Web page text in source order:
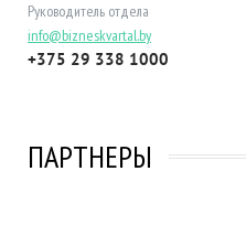
Руководитель отдела
info@bizneskvartal.by
+375 29 338 1000
ПАРТНЕРЫ